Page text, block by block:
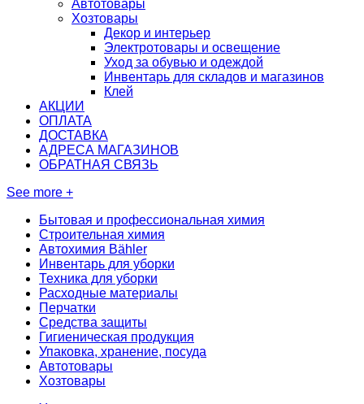
Автотовары
Хозтовары
Декор и интерьер
Электротовары и освещение
Уход за обувью и одеждой
Инвентарь для складов и магазинов
Клей
АКЦИИ
ОПЛАТА
ДОСТАВКА
АДРЕСА МАГАЗИНОВ
ОБРАТНАЯ СВЯЗЬ
See more +
Бытовая и профессиональная химия
Строительная химия
Автохимия Bähler
Инвентарь для уборки
Техника для уборки
Расходные материалы
Перчатки
Средства защиты
Гигиеническая продукция
Упаковка, хранение, посуда
Автотовары
Хозтовары